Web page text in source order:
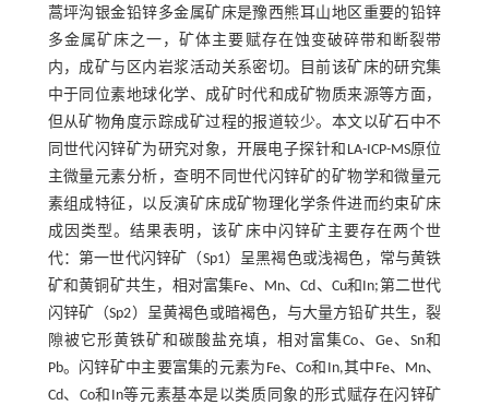
蒿坪沟银金铅锌多金属矿床是豫西熊耳山地区重要的铅锌
多金属矿床之一，矿体主要赋存在蚀变破碎带和断裂带
内，成矿与区内岩浆活动关系密切。目前该矿床的研究集
中于同位素地球化学、成矿时代和成矿物质来源等方面，
但从矿物角度示踪成矿过程的报道较少。本文以矿石中不
同世代闪锌矿为研究对象，开展电子探针和LA-ICP-MS原位
主微量元素分析，查明不同世代闪锌矿的矿物学和微量元
素组成特征，以反演矿床成矿物理化学条件进而约束矿床
成因类型。结果表明，该矿床中闪锌矿主要存在两个世
代：第一世代闪锌矿（Sp1）呈黑褐色或浅褐色，常与黄铁
矿和黄铜矿共生，相对富集Fe、Mn、Cd、Cu和In;第二世代
闪锌矿（Sp2）呈黄褐色或暗褐色，与大量方铅矿共生，裂
隙被它形黄铁矿和碳酸盐充填，相对富集Co、Ge、Sn和
Pb。闪锌矿中主要富集的元素为Fe、Co和In,其中Fe、Mn、
Cd、Co和In等元素基本是以类质同象的形式赋存在闪锌矿